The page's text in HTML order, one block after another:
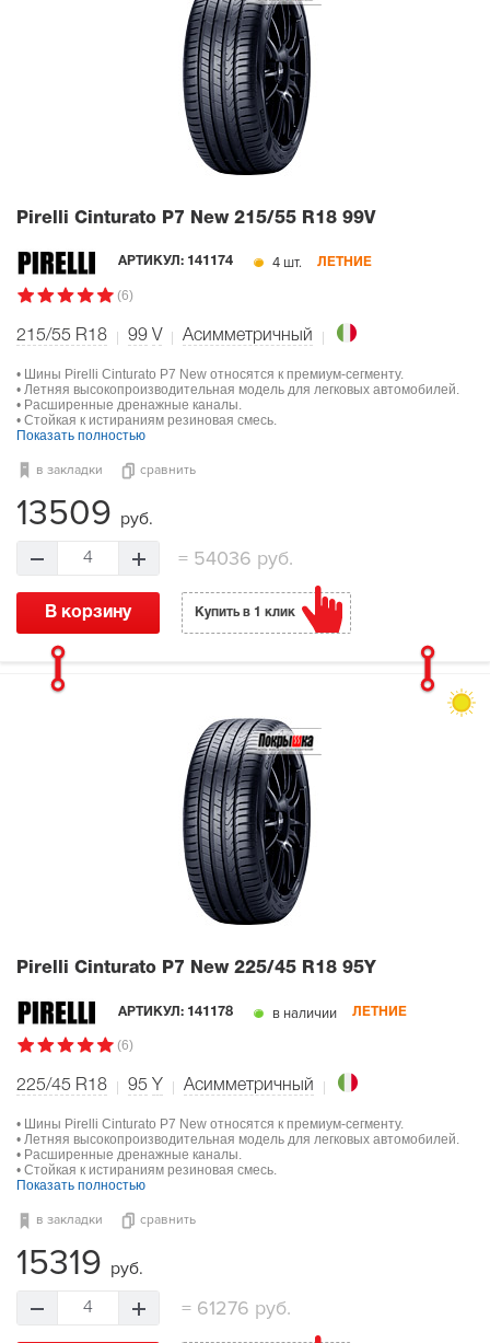
Pirelli Cinturato P7 New 215/55 R18 99V
АРТИКУЛ: 141174 4 шт. ЛЕТНИЕ
(6)
215/55 R18 99 V Асимметричный
• Шины Pirelli Cinturato P7 New относятся к премиум-сегменту.
• Летняя высокопроизводительная модель для легковых автомобилей.
• Расширенные дренажные каналы.
• Стойкая к истираниям резиновая смесь.
Показать полностью
в закладки сравнить
13509 руб.
4 = 54036 руб.
В корзину Купить в 1 клик
Pirelli Cinturato P7 New 225/45 R18 95Y
АРТИКУЛ: 141178 в наличии ЛЕТНИЕ
(6)
225/45 R18 95 Y Асимметричный
• Шины Pirelli Cinturato P7 New относятся к премиум-сегменту.
• Летняя высокопроизводительная модель для легковых автомобилей.
• Расширенные дренажные каналы.
• Стойкая к истираниям резиновая смесь.
Показать полностью
в закладки сравнить
15319 руб.
4 =61276 руб.